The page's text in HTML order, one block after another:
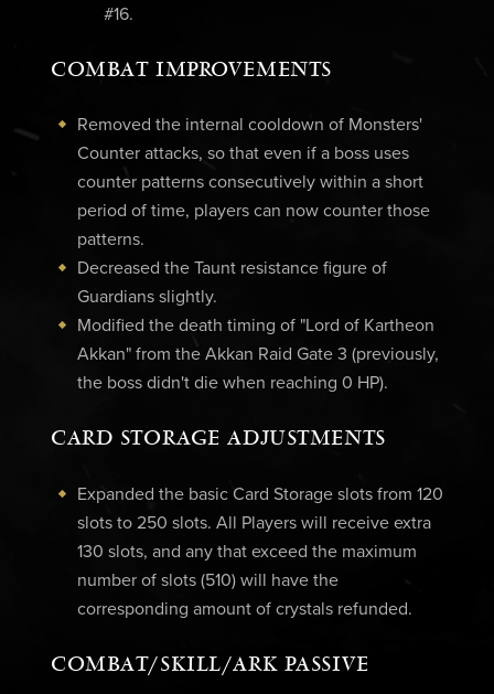
#16.
COMBAT IMPROVEMENTS
Removed the internal cooldown of Monsters'
Counter attacks, so that even if a boss uses
counter patterns consecutively within a short
period of time, players can now counter those
patterns.
Decreased the Taunt resistance figure of
Guardians slightly.
Modified the death timing of "Lord of Kartheon
Akkan" from the Akkan Raid Gate 3 (previously,
the boss didn't die when reaching 0 HP).
CARD STORAGE ADJUSTMENTS
Expanded the basic Card Storage slots from 120
slots to 250 slots. All Players will receive extra
130 slots, and any that exceed the maximum
number of slots (510) will have the
corresponding amount of crystals refunded.
COMBAT/SKILL/ARK PASSIVE